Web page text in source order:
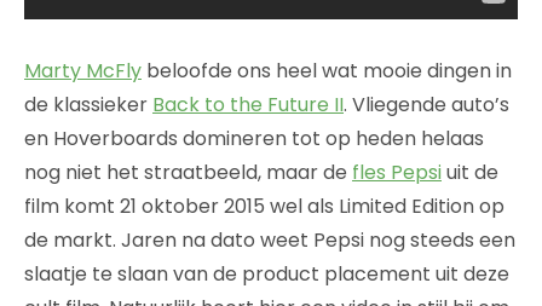
Marty McFly beloofde ons heel wat mooie dingen in
de klassieker Back to the Future II. Vliegende auto’s
en Hoverboards domineren tot op heden helaas
nog niet het straatbeeld, maar de fles Pepsiuit de
film komt 21 oktober 2015 wel als Limited Edition op
de markt. Jaren na dato weet Pepsi nog steeds een
slaatje te slaan van de product placement uit deze